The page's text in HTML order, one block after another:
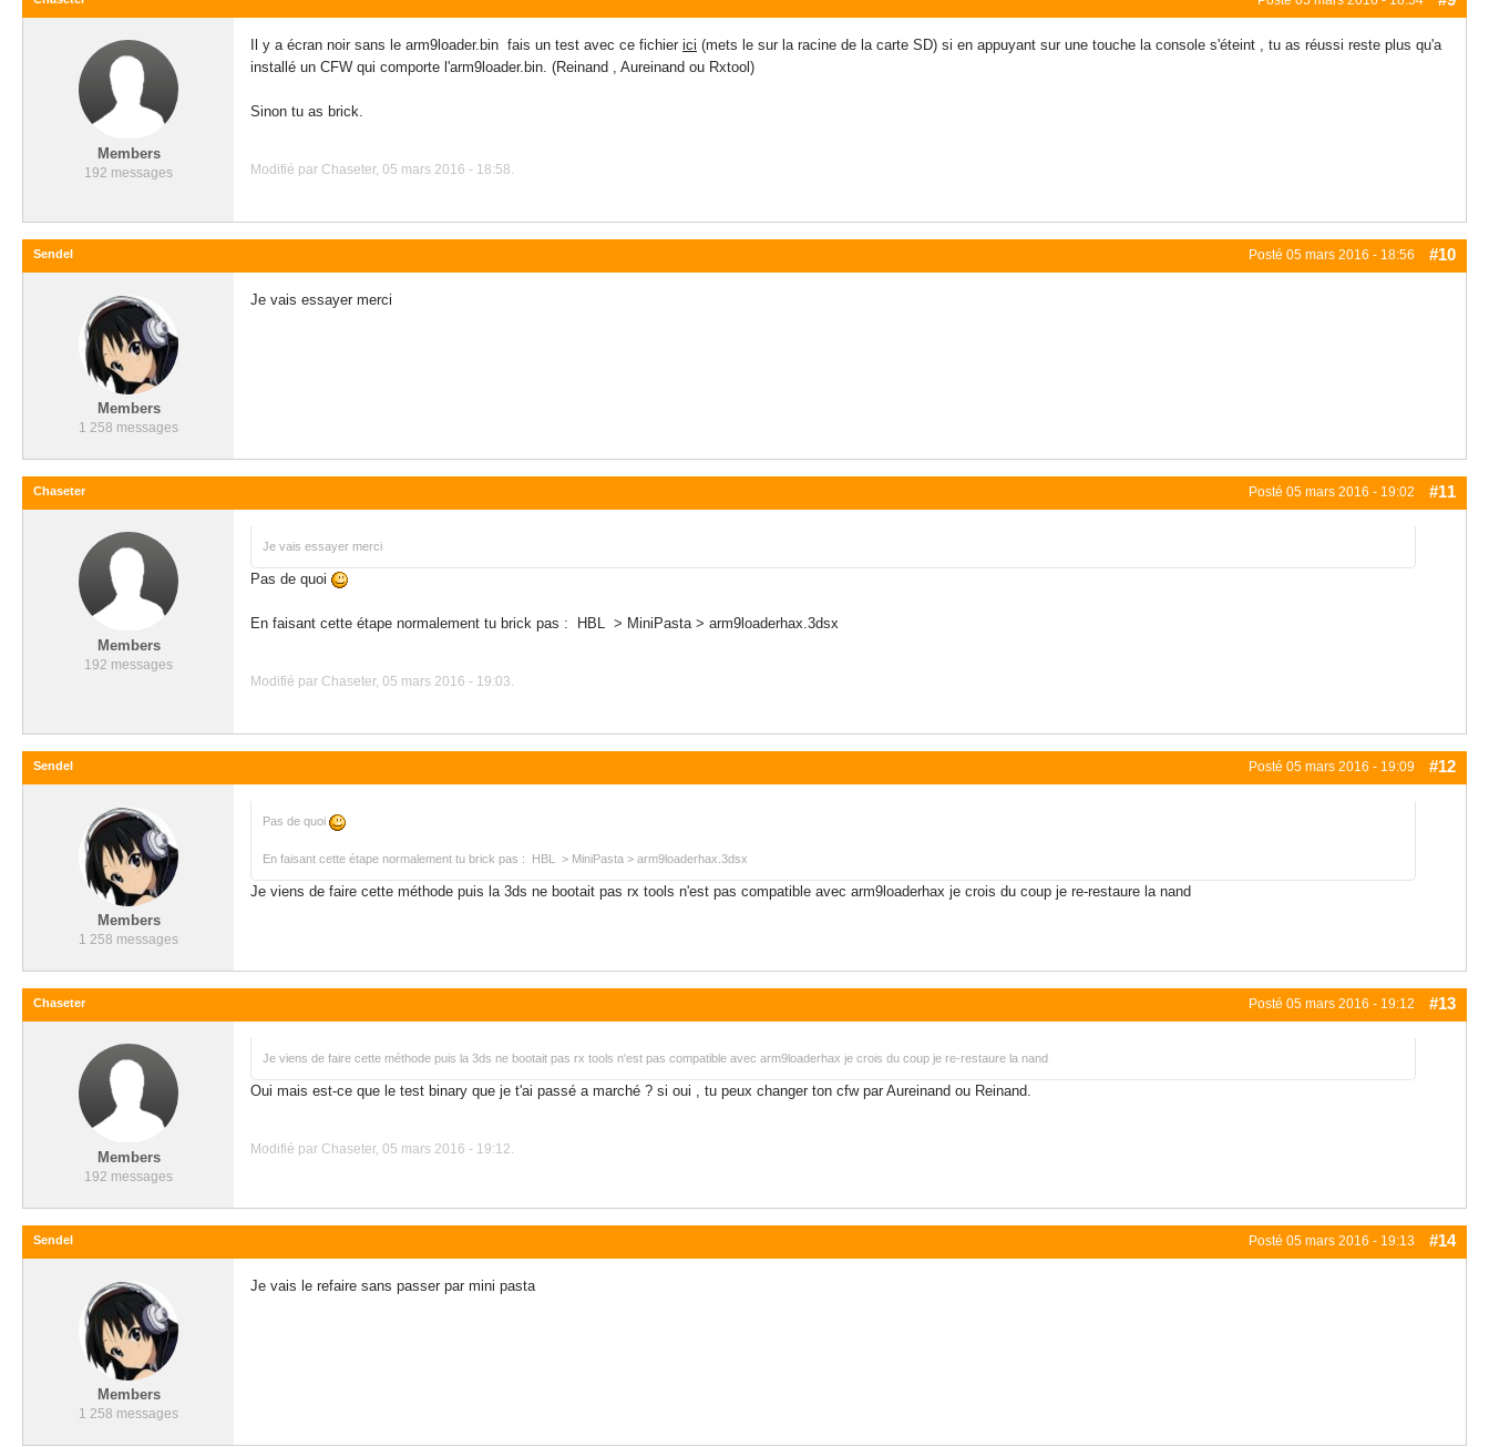
Members
192 messages
Il y a écran noir sans le arm9loader.bin fais un test avec ce fichier ici (mets le sur la racine de la carte SD) si en appuyant sur une touche la console s'éteint , tu as réussi reste plus qu'a
installé un CFW qui comporte l'arm9loader.bin. (Reinand , Aureinand ou Rxtool)
Sinon tu as brick.
Modifié par Chaseter, 05 mars 2016 - 18:58.
Posté 05 mars 2016 - 18:56 #10
Sendel
Members
1 258 messages
Je vais essayer merci
Posté 05 mars 2016 - 19:02 #11
Chaseter
Members
192 messages
Je vais essayer merci
Pas de quoi
En faisant cette étape normalement tu brick pas : HBL > MiniPasta > arm9loaderhax.3dsx
Modifié par Chaseter, 05 mars 2016 - 19:03.
Posté 05 mars 2016 - 19:09 #12
Sendel
Members
1 258 messages
Pas de quoi
En faisant cette étape normalement tu brick pas : HBL > MiniPasta > arm9loaderhax.3dsx
Je viens de faire cette méthode puis la 3ds ne bootait pas rx tools n'est pas compatible avec arm9loaderhax je crois du coup je re-restaure la nand
Posté 05 mars 2016 - 19:12 #13
Chaseter
Members
192 messages
Je viens de faire cette méthode puis la 3ds ne bootait pas rx tools n'est pas compatible avec arm9loaderhax je crois du coup je re-restaure la nand
Oui mais est-ce que le test binary que je t'ai passé a marché ? si oui , tu peux changer ton cfw par Aureinand ou Reinand.
Modifié par Chaseter, 05 mars 2016 - 19:12.
Posté 05 mars 2016 - 19:13 #14
Sendel
Members
1 258 messages
Je vais le refaire sans passer par mini pasta